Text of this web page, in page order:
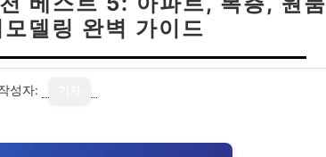
델링 완벽 가이드
성자: